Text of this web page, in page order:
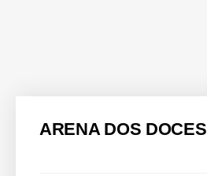
ARENA DOS DOCES